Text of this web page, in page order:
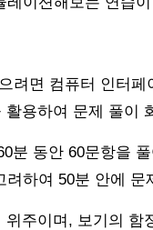
려면 컴퓨터 인터
활용하여 문제 풀이
분 동안 60문항을
하여 50분 안에
주이며, 보기의